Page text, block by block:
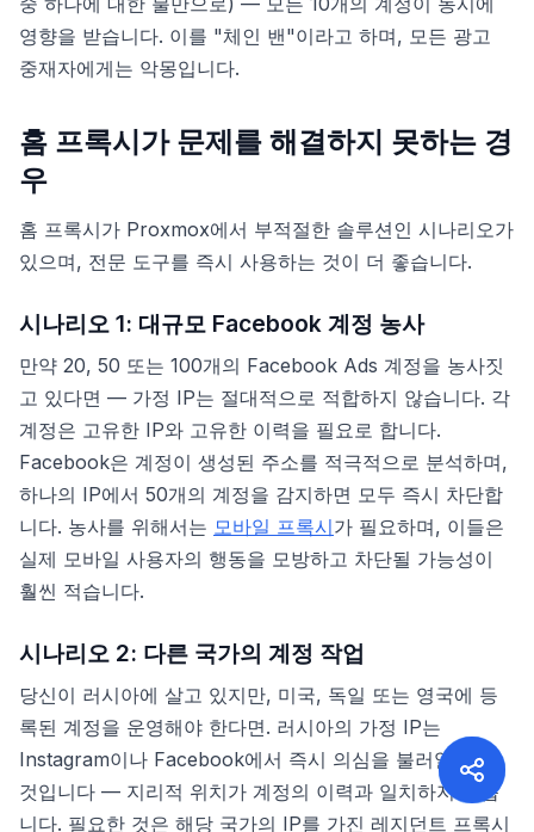
영향을 받습니다. 이를 "체인 밴"이라고 하며, 모든 광고
중재자에게는 악몽입니다.
홈 프록시가 문제를 해결하지 못하는 경
우
홈 프록시가 Proxmox에서 부적절한 솔루션인 시나리오가
있으며, 전문 도구를 즉시 사용하는 것이 더 좋습니다.
시나리오 1: 대규모 Facebook 계정 농사
만약 20, 50 또는 100개의 Facebook Ads 계정을 농사짓
고 있다면 — 가정 IP는 절대적으로 적합하지 않습니다. 각
계정은 고유한 IP와 고유한 이력을 필요로 합니다.
Facebook은 계정이 생성된 주소를 적극적으로 분석하며,
하나의 IP에서 50개의 계정을 감지하면 모두 즉시 차단합
니다. 농사를 위해서는 모바일 프록시가 필요하며, 이들은
실제 모바일 사용자의 행동을 모방하고 차단될 가능성이
훨씬 적습니다.
시나리오 2: 다른 국가의 계정 작업
당신이 러시아에 살고 있지만, 미국, 독일 또는 영국에 등
록된 계정을 운영해야 한다면. 러시아의 가정 IP는
Instagram이나 Facebook에서 즉시 의심을 불러일으킬
것입니다 — 지리적 위치가 계정의 이력과 일치하지 않습
니다. 필요한 것은 해당 국가의 IP를 가진 레지던트 프록시